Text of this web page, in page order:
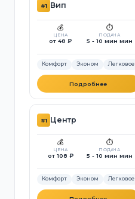
#1 Вип
💰
ЦЕНА
от 48 ₽
⏱️
ПОДАЧА
5 - 10 мин мин
Комфорт Эконом Легковое
Подробнее
#1 Центр
💰
ЦЕНА
от 108 ₽
⏱️
ПОДАЧА
5 - 10 мин мин
Комфорт Эконом Легковое